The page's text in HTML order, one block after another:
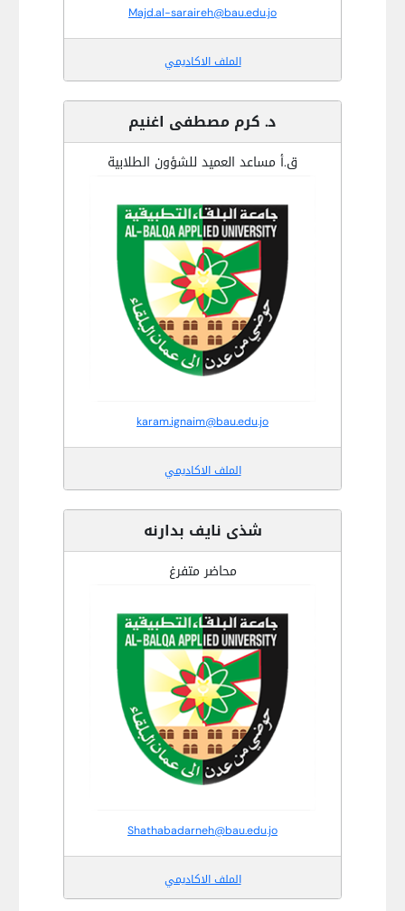
Majd.al-saraireh@bau.edu.jo
الملف الاكاديمي
د. كرم مصطفى اغنيم
ق.أ مساعد العميد للشؤون الطلابية
karam.ignaim@bau.edu.jo
الملف الاكاديمي
شذى نايف بدارنه
محاضر متفرغ
Shathabadarneh@bau.edu.jo
الملف الاكاديمي